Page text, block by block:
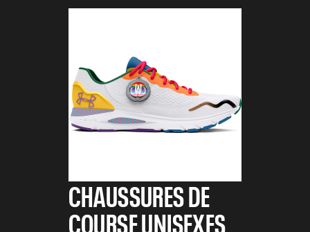
CHAUSSURES DE
COURSE UNISEXES